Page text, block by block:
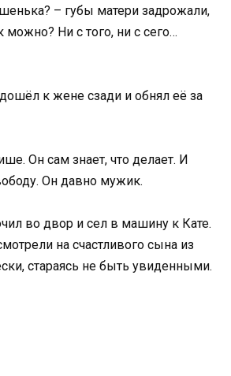
– губы матери задрожали,
можно? Ни с того, ни с сего…
к жене сзади и обнял её за
Он сам знает, что делает. И
Он давно мужик.
во двор и сел в машину к Кате.
на счастливого сына из
стараясь не быть увиденными.